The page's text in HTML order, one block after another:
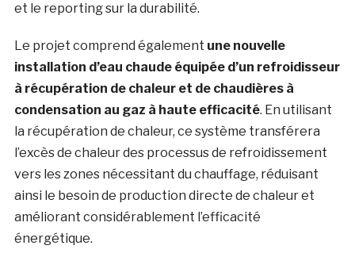
et le reporting sur la durabilité.
Le projet comprend également une nouvelle
installation d’eau chaude équipée d’un refroidisseur
à récupération de chaleur et de chaudières à
condensation au gaz à haute efficacité. En utilisant
la récupération de chaleur, ce système transférera
l’excès de chaleur des processus de refroidissement
vers les zones nécessitant du chauffage, réduisant
ainsi le besoin de production directe de chaleur et
améliorant considérablement l’efficacité
énergétique.